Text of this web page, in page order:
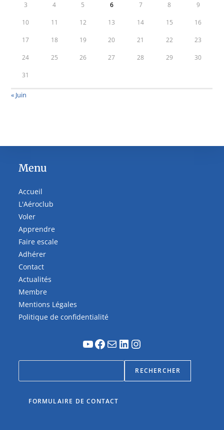
3 4 5 6 7 8 9
10 11 12 13 14 15 16
17 18 19 20 21 22 23
24 25 26 27 28 29 30
31
« Juin
Menu
Accueil
L'Aéroclub
Voler
Apprendre
Faire escale
Adhérer
Contact
Actualités
Membre
Mentions Légales
Politique de confidentialité
RECHERCHER
FORMULAIRE DE CONTACT